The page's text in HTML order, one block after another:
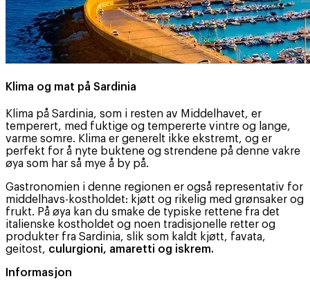
Klima og mat på Sardinia
Klima på Sardinia, som i resten av Middelhavet, er
temperert, med fuktige og tempererte vintre og lange,
varme somre. Klima er generelt ikke ekstremt, og er
perfekt for å nyte buktene og strendene på denne vakre
øya som har så mye å by på.
Gastronomien i denne regionen er også representativ for
middelhavs-kostholdet: kjøtt og rikelig med grønsaker og
frukt. På øya kan du smake de typiske rettene fra det
italienske kostholdet og noen tradisjonelle retter og
produkter fra Sardinia, slik som kaldt kjøtt, favata,
geitost, culurgioni, amaretti og iskrem.
Informasjon